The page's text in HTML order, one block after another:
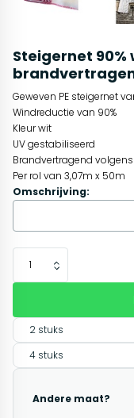
Steigernet
Geweven PE steigernet
Windreductie van 90%
Kleur wit
UV gestabiliseerd
Brandvertragend volgens
Per rol van 3,07m x 50m
Omschrijving:
2 stuks
4 stuks
Andere maat?